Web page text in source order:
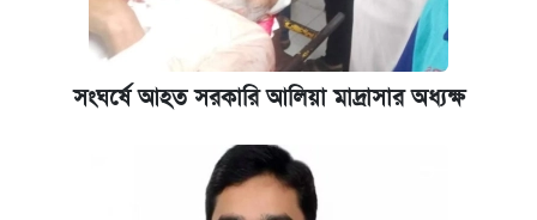
সংঘর্ষে আহত সরকারি আলিয়া মাদ্রাসার অধ্যক্ষ